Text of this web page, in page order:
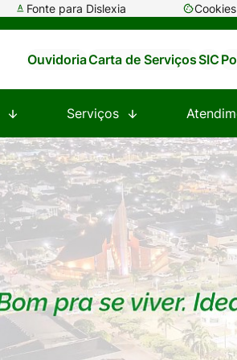
Fonte para Dislexia Cookies
de
OuvidoriaCarta de ServiçosSIC
Serviços